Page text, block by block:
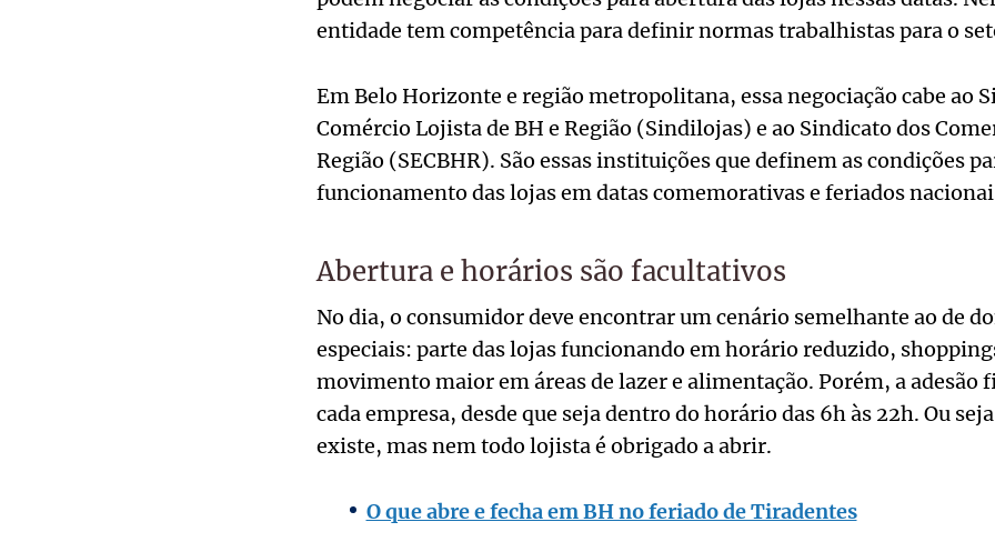
entidade tem competência para definir normas trabalhistas para o
Em Belo Horizonte e região metropolitana, essa negociação cabe ao
Comércio Lojista de BH e Região (Sindilojas) e ao Sindicato dos
Região (SECBHR). São essas instituições que definem as condições
funcionamento das lojas em datas comemorativas e feriados
Abertura e horários são facultativos
No dia, o consumidor deve encontrar um cenário semelhante ao de
especiais: parte das lojas funcionando em horário reduzido,
movimento maior em áreas de lazer e alimentação. Porém, a adesão
cada empresa, desde que seja dentro do horário das 6h às 22h. Ou
existe, mas nem todo lojista é obrigado a abrir.
O que abre e fecha em BH no feriado de Tiradentes